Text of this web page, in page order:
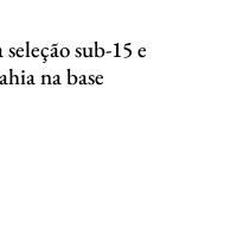
sub-15 e
na base